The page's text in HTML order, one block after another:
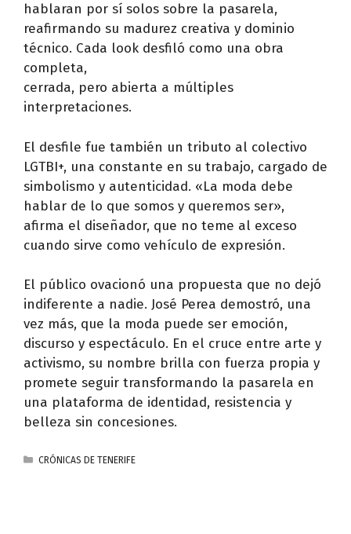
hablaran por sí solos sobre la pasarela,
reafirmando su madurez creativa y dominio
técnico. Cada look desfiló como una obra
completa,
cerrada, pero abierta a múltiples
interpretaciones.
El desfile fue también un tributo al colectivo
LGTBI+, una constante en su trabajo, cargado de
simbolismo y autenticidad. «La moda debe
hablar de lo que somos y queremos ser»,
afirma el diseñador, que no teme al exceso
cuando sirve como vehículo de expresión.
El público ovacionó una propuesta que no dejó
indiferente a nadie. José Perea demostró, una
vez más, que la moda puede ser emoción,
discurso y espectáculo. En el cruce entre arte y
activismo, su nombre brilla con fuerza propia y
promete seguir transformando la pasarela en
una plataforma de identidad, resistencia y
belleza sin concesiones.
CATEGORÍAS
CRÓNICAS DE TENERIFE